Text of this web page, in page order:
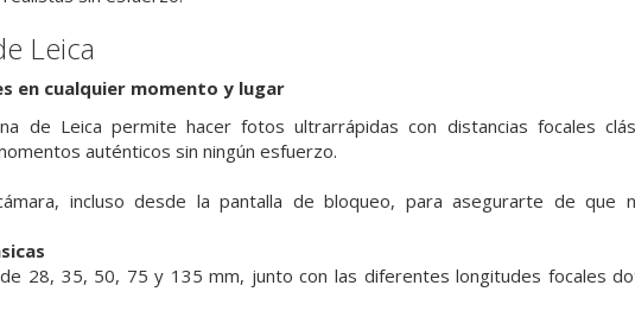
Leica
en cualquier momento y lugar
de Leica permite hacer fotos ultrarrápidas con distancias focales
auténticos sin ningún esfuerzo.
incluso desde la pantalla de bloqueo, paraasegurarte de que
28, 35, 50, 75 y 135 mm, junto con las diferentes longitudes focales